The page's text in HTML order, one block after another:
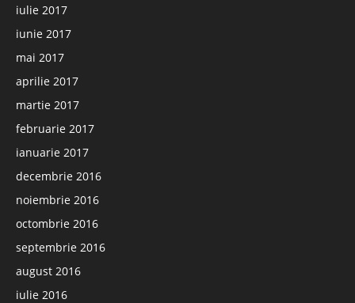
iulie 2017
iunie 2017
mai 2017
aprilie 2017
martie 2017
februarie 2017
ianuarie 2017
decembrie 2016
noiembrie 2016
octombrie 2016
septembrie 2016
august 2016
iulie 2016